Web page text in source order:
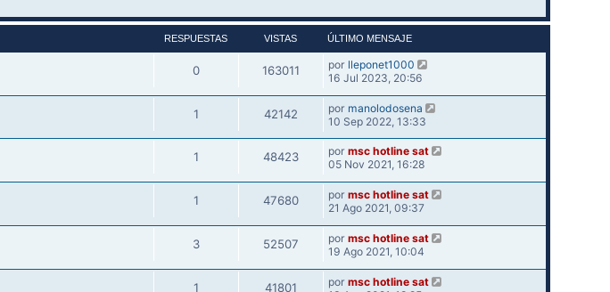
RESPUESTAS VISTAS ÚLTIMO MENSAJE
0 163011 por lleponet1000
16 Jul 2023, 20:56
1 42142 por manolodosena
10 Sep 2022, 13:33
1 48423 por msc hotline sat
05 Nov 2021, 16:28
1 47680 por msc hotline sat
21 Ago 2021, 09:37
3 52507 por msc hotline sat
19 Ago 2021, 10:04
1 41801 por msc hotline sat